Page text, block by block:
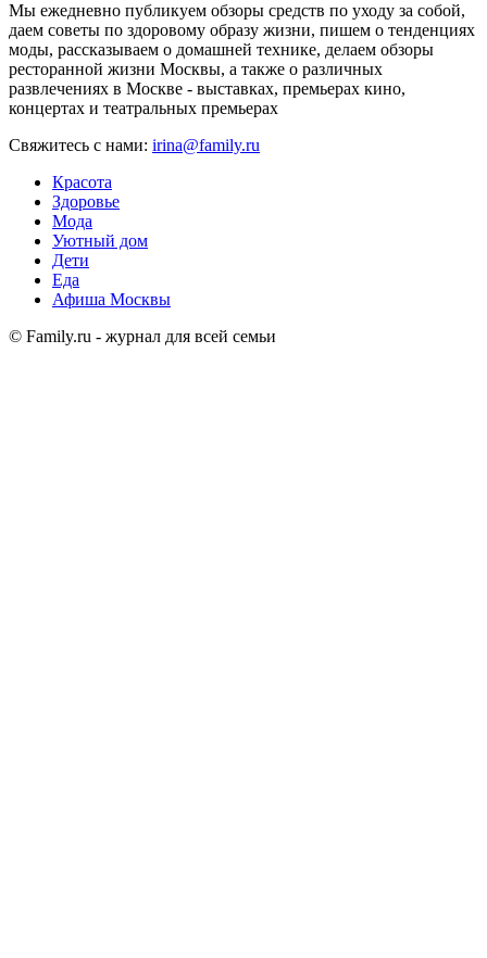
Мы ежедневно публикуем обзоры средств по уходу за собой,
даем советы по здоровому образу жизни, пишем о тенденциях
моды, рассказываем о домашней технике, делаем обзоры
ресторанной жизни Москвы, а также о различных
развлечениях в Москве - выставках, премьерах кино,
концертах и театральных премьерах
Свяжитесь с нами: irina@family.ru
Красота
Здоровье
Мода
Уютный дом
Дети
Еда
Афиша Москвы
© Family.ru - журнал для всей семьи